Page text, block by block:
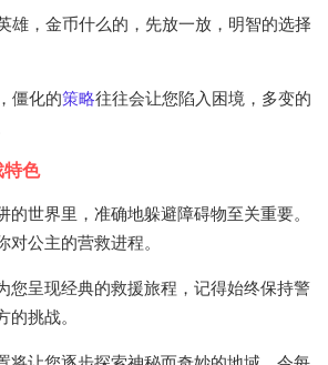
雄，金币什么的，先放一放，明智的选择
僵化的策略往往会让您陷入困境，多变的
特色
的世界里，准确地躲避障碍物至关重要。
公主的营救进程。
您呈现经典的救援旅程，记得始终保持警
的挑战。